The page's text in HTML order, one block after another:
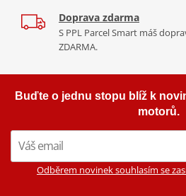
Doprava zdarma
S PPL Parcel Smart máš
ZDARMA.
Buďte o jednu stopu blíž k
motorů.
Odběrem novinek souhlasím se